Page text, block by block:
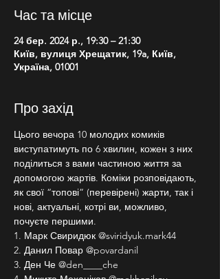
Час та місце
24 бер. 2024 р., 19:30 – 21:30
Київ, вулиця Хрещатик, 19a, Київ,
Україна, 01001
Про захід
Цього вечора 10 молодих комиків
виступатимуть по 6 хвилин, кожен з них
поділиться з вами частиною життя за
допомогою жартів. Коміки розповідають,
як свої “топові” (перевірені) жарти, так і
нові, актуальні, котрі ви, можливо,
почуєте першими.
1. Марк Свиридюк @sviridyuk.mark44
2. Данил Повар @povardanil
3. Ден Че @den____che